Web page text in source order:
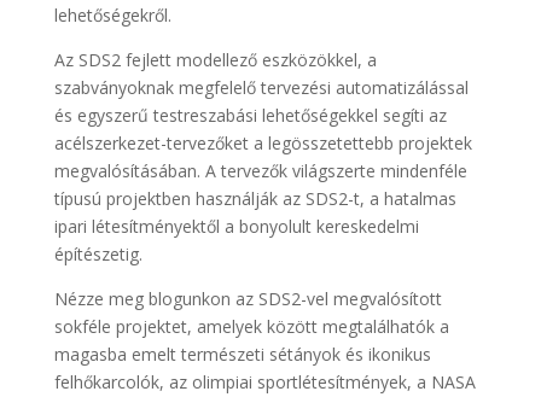
lehetőségekről.
Az SDS2 fejlett modellező eszközökkel, a
szabványoknak megfelelő tervezési automatizálással
és egyszerű testreszabási lehetőségekkel segíti az
acélszerkezet-tervezőket a legösszetettebb projektek
megvalósításában. A tervezők világszerte mindenféle
típusú projektben használják az SDS2-t, a hatalmas
ipari létesítményektől a bonyolult kereskedelmi
építészetig.
Nézze meg blogunkon az SDS2-vel megvalósított
sokféle projektet, amelyek között megtalálhatók a
magasba emelt természeti sétányok és ikonikus
felhőkarcolók, az olimpiai sportlétesítmények, a NASA